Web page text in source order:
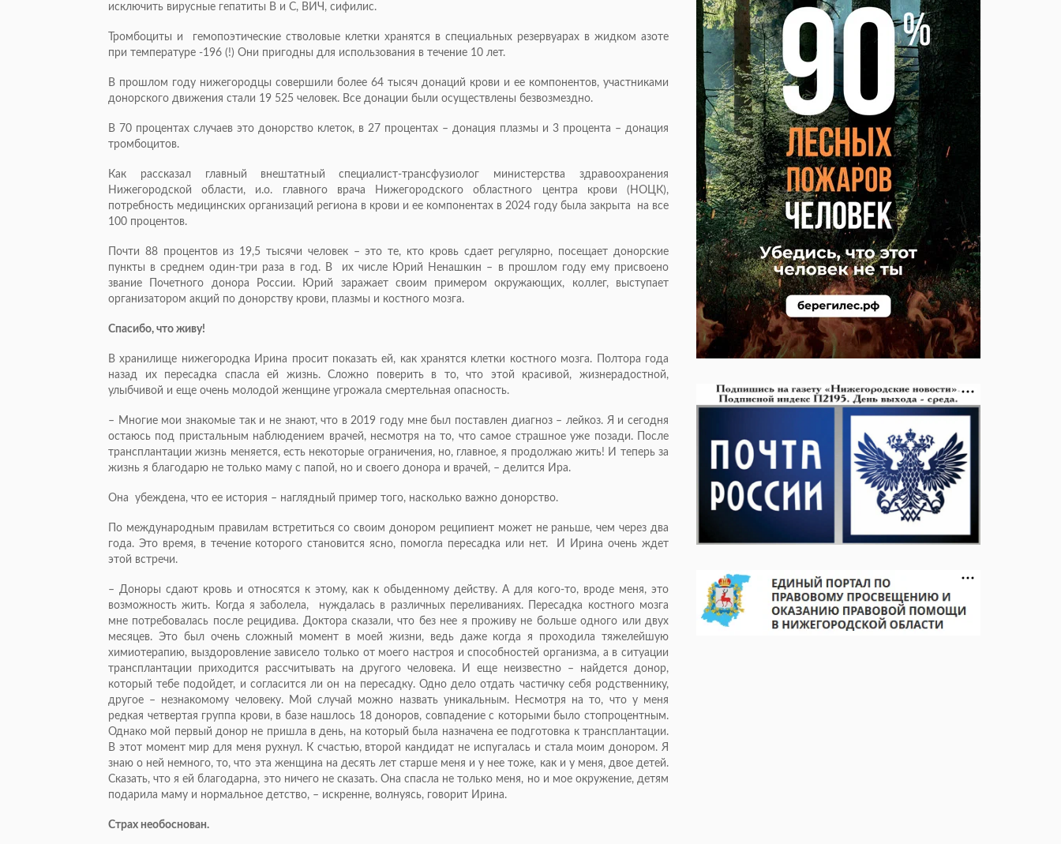
исключить вирусные гепатиты В и С, ВИЧ, сифилис.
Тромбоциты и гемопоэтические стволовые клетки хранятся в специальных резервуарах в жидком азоте
при температуре -196 (!) Они пригодны для использования в течение 10 лет.
В прошлом году нижегородцы совершили более 64 тысяч донаций крови и ее компонентов, участниками
донорского движения стали 19 525 человек. Все донации были осуществлены безвозмездно.
В 70 процентах случаев это донорство клеток, в 27 процентах – донация плазмы и 3 процента – донация
тромбоцитов.
Как рассказал главный внештатный специалист-трансфузиолог министерства здравоохранения
Нижегородской области, и.о. главного врача Нижегородского областного центра крови (НОЦК),
потребность медицинских организаций региона в крови и ее компонентах в 2024 году была закрыта на все
100 процентов.
Почти 88 процентов из 19,5 тысячи человек – это те, кто кровь сдает регулярно, посещает донорские
пункты в среднем один-три раза в год. В их числе Юрий Ненашкин – в прошлом году ему присвоено
звание Почетного донора России. Юрий заражает своим примером окружающих, коллег, выступает
организатором акций по донорству крови, плазмы и костного мозга.
Спасибо, что живу!
В хранилище нижегородка Ирина просит показать ей, как хранятся клетки костного мозга. Полтора года
назад их пересадка спасла ей жизнь. Сложно поверить в то, что этой красивой, жизнерадостной,
улыбчивой и еще очень молодой женщине угрожала смертельная опасность.
– Многие мои знакомые так и не знают, что в 2019 году мне был поставлен диагноз – лейкоз. Я и сегодня
остаюсь под пристальным наблюдением врачей, несмотря на то, что самое страшное уже позади. После
трансплантации жизнь меняется, есть некоторые ограничения, но, главное, я продолжаю жить! И теперь за
жизнь я благодарю не только маму с папой, но и своего донора и врачей, – делится Ира.
Она убеждена, что ее история – наглядный пример того, насколько важно донорство.
По международным правилам встретиться со своим донором реципиент может не раньше, чем через два
года. Это время, в течение которого становится ясно, помогла пересадка или нет. И Ирина очень ждет
этой встречи.
– Доноры сдают кровь и относятся к этому, как к обыденному действу. А для кого-то, вроде меня, это
возможность жить. Когда я заболела, нуждалась в различных переливаниях. Пересадка костного мозга
мне потребовалась после рецидива. Доктора сказали, что без нее я проживу не больше одного или двух
месяцев. Это был очень сложный момент в моей жизни, ведь даже когда я проходила тяжелейшую
химиотерапию, выздоровление зависело только от моего настроя и способностей организма, а в ситуации
трансплантации приходится рассчитывать на другого человека. И еще неизвестно – найдется донор,
который тебе подойдет, и согласится ли он на пересадку. Одно дело отдать частичку себя родственнику,
другое – незнакомому человеку. Мой случай можно назвать уникальным. Несмотря на то, что у меня
редкая четвертая группа крови, в базе нашлось 18 доноров, совпадение с которыми было стопроцентным.
Однако мой первый донор не пришла в день, на который была назначена ее подготовка к трансплантации.
В этот момент мир для меня рухнул. К счастью, второй кандидат не испугалась и стала моим донором. Я
знаю о ней немного, то, что эта женщина на десять лет старше меня и у нее тоже, как и у меня, двое детей.
Сказать, что я ей благодарна, это ничего не сказать. Она спасла не только меня, но и мое окружение, детям
подарила маму и нормальное детство, – искренне, волнуясь, говорит Ирина.
Страх необоснован.